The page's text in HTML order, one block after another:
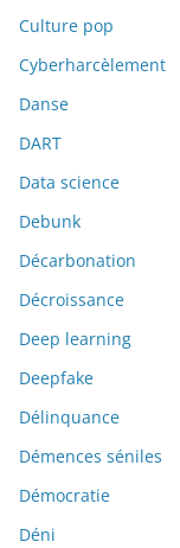
Culture pop
Cyberharcèlement
Danse
DART
Data science
Debunk
Décarbonation
Décroissance
Deep learning
Deepfake
Délinquance
Démences séniles
Démocratie
Déni